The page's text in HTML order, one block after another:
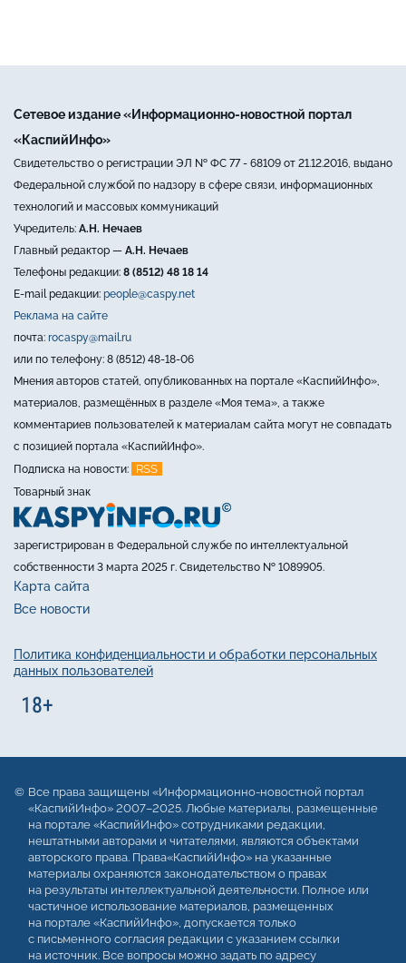
Сетевое издание «Информационно-новостной портал
«КаспийИнфо»
Свидетельство о регистрации ЭЛ № ФС 77 - 68109 от 21.12.2016, выдано
Федеральной службой по надзору в сфере связи, информационных
технологий и массовых коммуникаций
Учредитель: А.Н. Нечаев
Главный редактор — А.Н. Нечаев
Телефоны редакции: 8 (8512) 48 18 14
E-mail редакции: people@caspy.net
Реклама на сайте
почта: rocaspy@mail.ru
или по телефону: 8 (8512) 48-18-06
Мнения авторов статей, опубликованных на портале «КаспийИнфо»,
материалов, размещённых в разделе «Моя тема», а также
комментариев пользователей к материалам сайта могут не совпадать
с позицией портала «КаспийИнфо».
Подписка на новости:
RSS
Товарный знак
зарегистрирован в Федеральной службе по интеллектуальной
собственности 3 марта 2025 г. Свидетельство № 1089905.
Карта сайта
Все новости
Политика конфиденциальности и обработки персональных
данных пользователей
Все права защищены «Информационно-новостной портал
«КаспийИнфо» 2007–2025. Любые материалы, размещенные
на портале «КаспийИнфо» сотрудниками редакции,
нештатными авторами и читателями, являются объектами
авторского права. Права«КаспийИнфо» на указанные
материалы охраняются законодательством о правах
на результаты интеллектуальной деятельности. Полное или
частичное использование материалов, размещенных
на портале «КаспийИнфо», допускается только
с письменного согласия редакции с указанием ссылки
на источник. Все вопросы можно задать по адресу